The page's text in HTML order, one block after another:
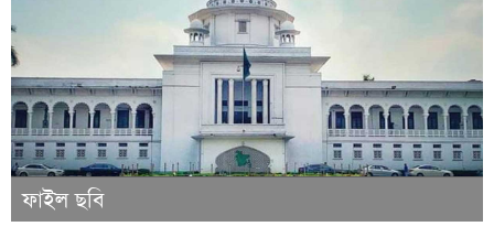
ফাইল ছবি